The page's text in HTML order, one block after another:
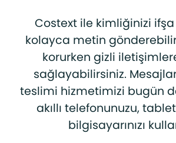
Costext ile kimliğinizi
kolayca metin
korurken gizli
sağlayabilirsiniz.
teslimi hizmetimizi bugün
akıllı telefonunuzu,
bilgisayarınızı